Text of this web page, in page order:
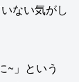
ない気がし
~」という